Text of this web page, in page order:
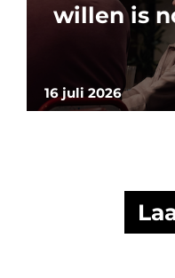
16 juli 2026
willen is